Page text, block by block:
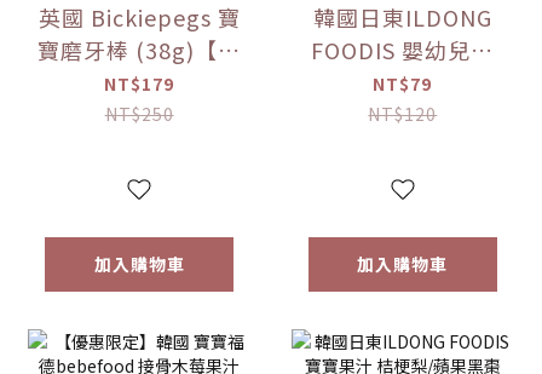
英國 Bickiepegs 寶
寶磨牙棒 (38g)【優
惠限定】
NT$179
NT$250
加入購物車
韓國日東ILDONG
FOODIS 嬰幼兒果
果 (100ml)【優惠
NT$79
NT$120
加入購物車